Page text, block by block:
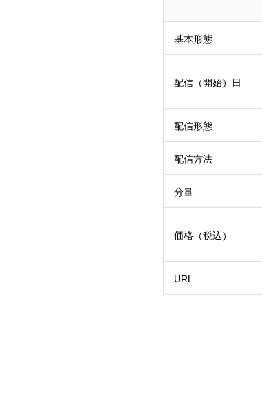
基本形態
配信（開始）日
配信形態
配信方法
分量
価格（税込）
URL